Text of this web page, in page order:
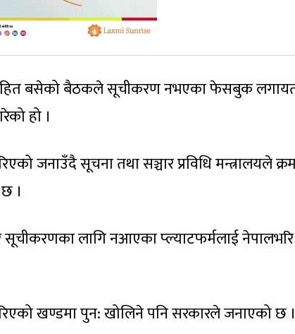
बसेको बैठकले सूचीकरण नभएका फेसबुक
हो ।
जनाउँदै सूचना तथा सञ्चार प्रविधि मन्त्रालयले
।
सूचीकरणका लागि नआएका प्ल्याटफर्मलाई
खण्डमा पुन: खोलिने पनि सरकारले जनाएको छ ।